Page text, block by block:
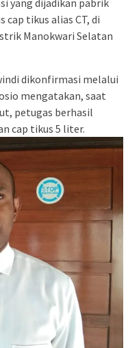
tikus alias CT, di
Manokwari Selatan
dikonfirmasi melalui
mengatakan, saat
petugas berhasil
cap tikus 5 liter.